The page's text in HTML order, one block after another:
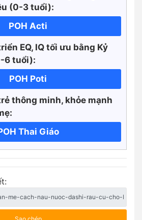
(0-3 tuổi):
POH Acti
EQ, IQ tối ưu bằng Kỷ
6 tuổi):
POH Poti
thông minh, khỏe mạnh
Thai Giáo
Sao chép